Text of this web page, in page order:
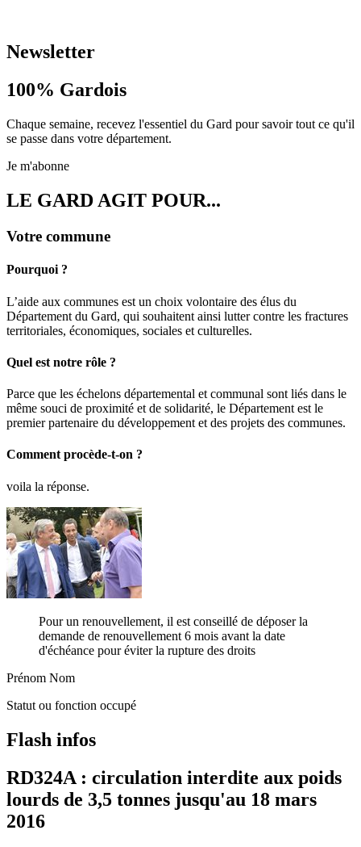
Newsletter
100% Gardois
Chaque semaine, recevez l'essentiel du Gard pour savoir tout ce qu'il
se passe dans votre département.
Je m'abonne
LE GARD AGIT POUR...
Votre commune
Pourquoi ?
L’aide aux communes est un choix volontaire des élus du
Département du Gard, qui souhaitent ainsi lutter contre les fractures
territoriales, économiques, sociales et culturelles.
Quel est notre rôle ?
Parce que les échelons départemental et communal sont liés dans le
même souci de proximité et de solidarité, le Département est le
premier partenaire du développement et des projets des communes.
Comment procède-t-on ?
voila la réponse.
Pour un renouvellement, il est conseillé de déposer la
demande de renouvellement 6 mois avant la date
d'échéance pour éviter la rupture des droits
Prénom Nom
Statut ou fonction occupé
Flash infos
RD324A : circulation interdite aux poids
lourds de 3,5 tonnes jusqu'au 18 mars
2016